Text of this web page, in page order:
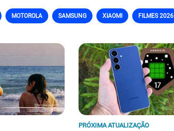
MOTOROLA SAMSUNG XIAOMI FILMES 2026
PRÓXIMA ATUALIZAÇÃO